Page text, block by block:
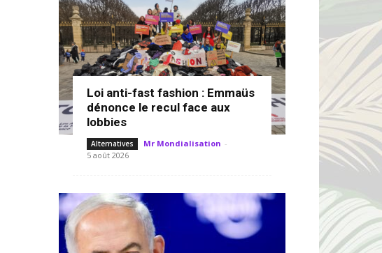
Loi anti-fast fashion : Emmaüs
dénonce le recul face aux
lobbies
Alternatives Mr Mondialisation -
5 août 2026